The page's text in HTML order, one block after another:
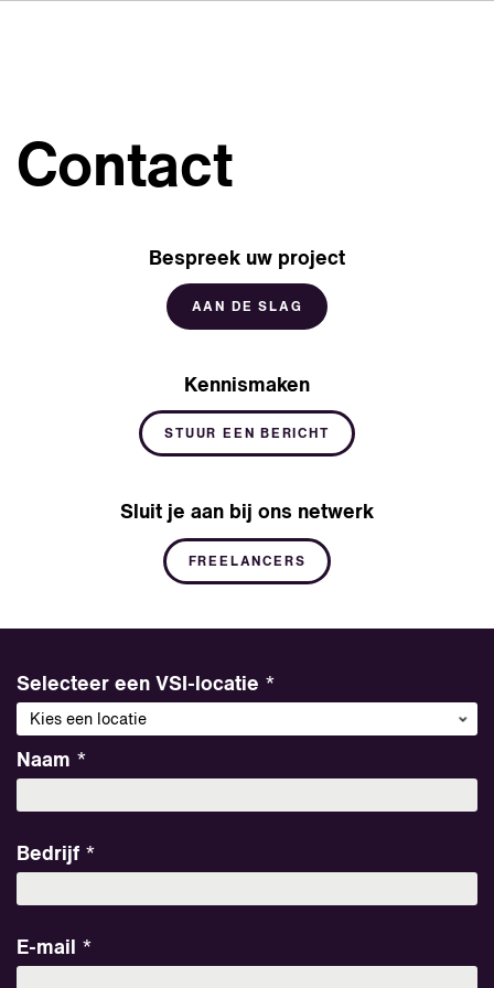
Werken bij VSI
Contact
Bespreek uw project
AAN DE SLAG
Kennismaken
STUUR EEN BERICHT
Sluit je aan bij ons netwerk
FREELANCERS
Selecteer een VSI-locatie *
Kies een locatie
Naam *
Bedrijf *
E-mail *
Selecteer een VSI-locatie *
Kies een locatie
Naam *
Bedrijf
E-mail *
Selecteer een VSI-locatie *
Kies een locatie
Naam *
Telefoon
E-mail *